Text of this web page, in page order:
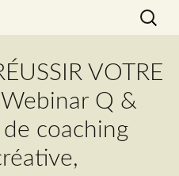
VOTRE
Q &
coaching